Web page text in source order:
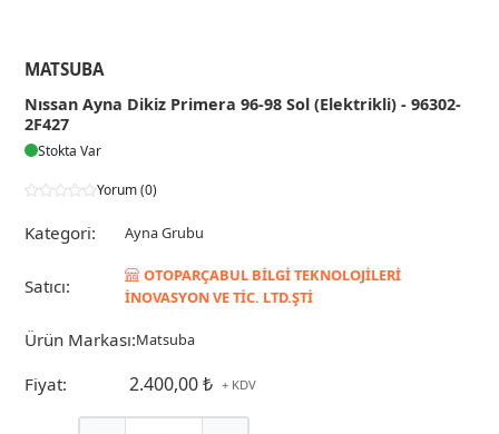
MATSUBA
Nıssan Ayna Dikiz Primera 96-98 Sol (Elektrikli) - 96302-
2F427
Stokta Var
Yorum (0)
Kategori: Ayna Grubu
Satıcı:
OTOPARÇABUL BİLGİ TEKNOLOJİLERİ
İNOVASYON VE TİC. LTD.ŞTİ
Ürün Markası:Matsuba
Fiyat: 2.400,00 ₺ + KDV